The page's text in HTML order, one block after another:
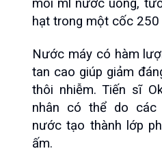
mỗi ml nước uống,
hạt trong một cốc 250
Nước máy có hàm
tan cao giúp giảm
thôi nhiễm. Tiến sĩ
nhân có thể do các
nước tạo thành lớp
ấm.